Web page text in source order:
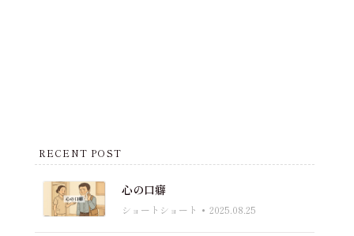
RECENT POST
心の口癖
ショートショート 2025.08.25